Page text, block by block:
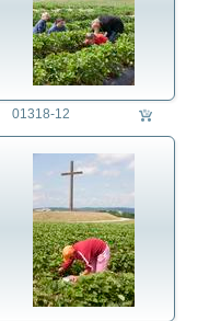
Gesundheitswesen
Jahreszeit
Kriminalität
Länder
Landwirtschaft
Ernte
Fischfang
Markt
Schlachtung
01318-12